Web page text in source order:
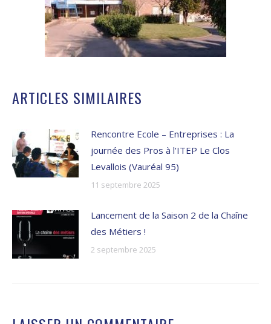
ARTICLES SIMILAIRES
Rencontre Ecole – Entreprises : La
journée des Pros à l’ITEP Le Clos
Levallois (Vauréal 95)
11 septembre 2025
Lancement de la Saison 2 de la Chaîne
des Métiers !
2 septembre 2025